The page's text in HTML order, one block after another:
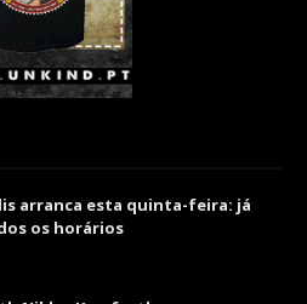
arranca esta quinta-feira: já
os horários